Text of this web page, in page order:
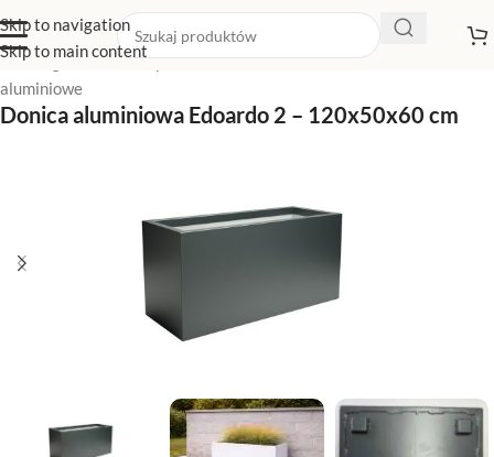
Skip to navigation
Skip to main content
Strona główna/Sklep z donicami/Duże donice/
aluminiowe
Donica aluminiowa Edoardo 2 – 120x50x60 cm